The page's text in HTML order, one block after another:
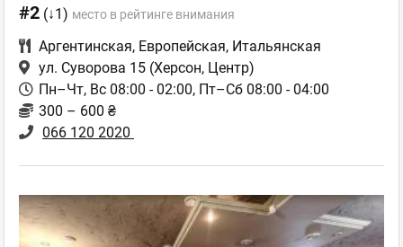
#2 (↓1) место в рейтинге внимания
Аргентинская, Европейская, Итальянская
ул. Суворова 15 (Херсон, Центр)
Пн–Чт, Вс 08:00 - 02:00, Пт–Сб 08:00 - 04:00
300 – 600 ₴
066 120 2020